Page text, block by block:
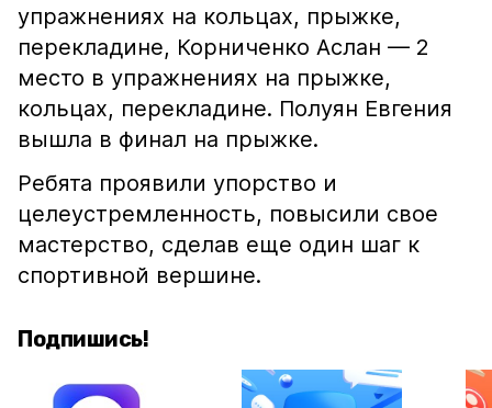
упражнениях на кольцах, прыжке,
перекладине, Корниченко Аслан — 2
место в упражнениях на прыжке,
кольцах, перекладине. Полуян Евгения
вышла в финал на прыжке.
Ребята проявили упорство и
целеустремленность, повысили свое
мастерство, сделав еще один шаг к
спортивной вершине.
Подпишись!